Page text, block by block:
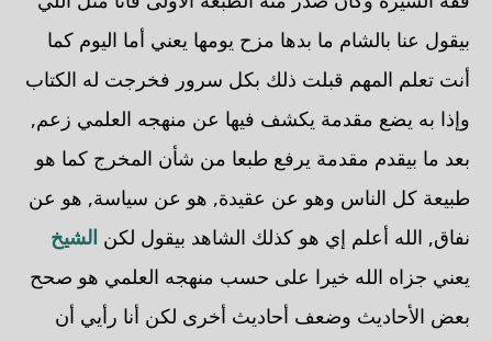
بيقول عنا بالشام ما بدها مزح يومها يعني أما اليوم كما
أنت تعلم المهم قبلت ذلك بكل سرور فخرجت له الكتاب
وإذا به يضع مقدمة يكشف فيها عن منهجه العلمي زعم,
بعد ما بيقدم مقدمة يرفع طبعا من شأن المخرج كما هو
طبيعة كل الناس وهو عن عقيدة, هو عن سياسة, هو عن
نفاق, الله أعلم إي هو كذلك الشاهد بيقول لكن الشيخ
يعني جزاه الله خيرا على حسب منهجه العلمي هو صحح
بعض الأحاديث وضعف أحاديث أخرى لكن أنا رأيي أن